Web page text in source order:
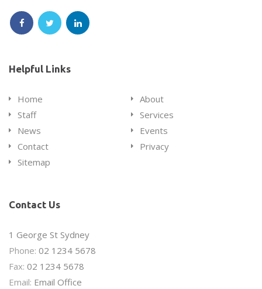
Follow
on
Follow
on
Follow
Helpful Links
Home
About
Staff
Services
News
Events
Contact
Privacy
Sitemap
Contact Us
Office
address
is
1 George St Sydney
Phone: Office
phone
number
02 1234 5678
Fax: Office
fax
02 1234 5678
Email: Email
Email Office